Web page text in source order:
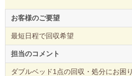
お客様のご要望
最短日程で回収希望
担当のコメント
ダブルベッド1点の回収・処分にお困